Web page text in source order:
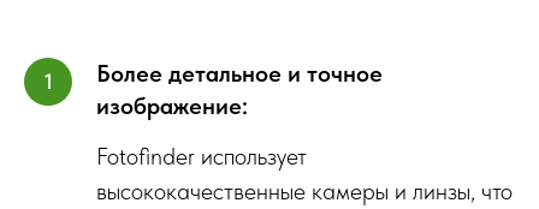
Более детальное и точное
изображение:
Fotofinder использует
высококачественные камеры и линзы, что